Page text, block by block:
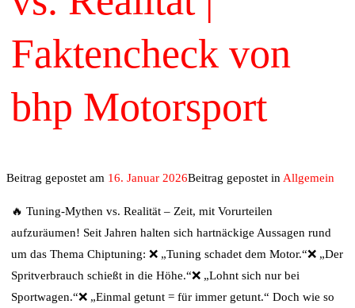
Faktencheck von
bhp Motorsport
Beitrag gepostet am 16. Januar 2026Beitrag gepostet in Allgemein
🔥 Tuning-Mythen vs. Realität – Zeit, mit Vorurteilen
aufzuräumen! Seit Jahren halten sich hartnäckige Aussagen rund
um das Thema Chiptuning: ❌ „Tuning schadet dem Motor.“❌ „Der
Spritverbrauch schießt in die Höhe.“❌ „Lohnt sich nur bei
Sportwagen.“❌ „Einmal getunt = für immer getunt.“ Doch wie so